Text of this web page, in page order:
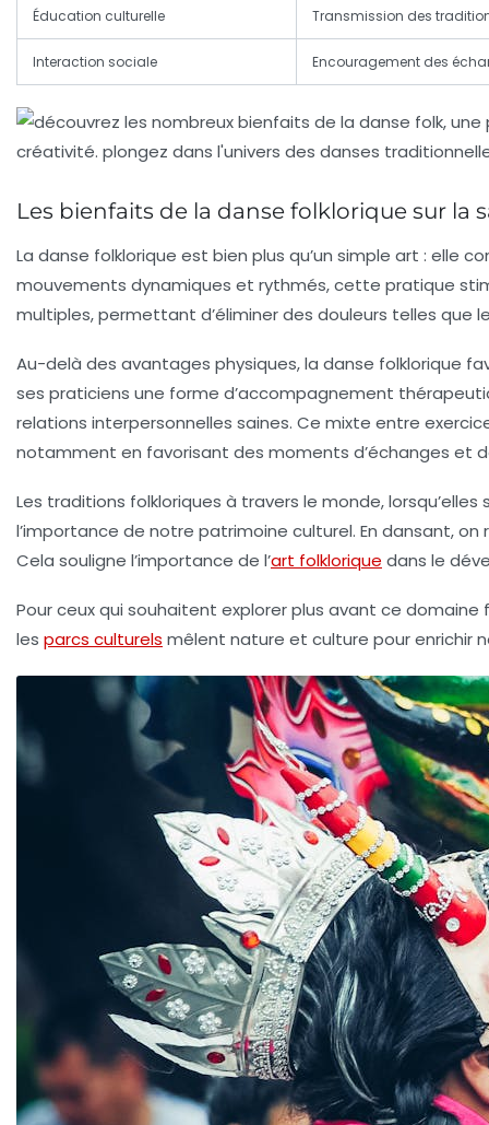
Éducation culturelle Transmission des
Interaction sociale Encouragement des
Les bienfaits de la danse folklorique sur la
La danse folklorique est bien plus qu’un simple art : elle
mouvements dynamiques et rythmés, cette pratique
multiples, permettant d’éliminer des douleurs telles que
Au-delà des avantages physiques, la danse folklorique
ses praticiens une forme d’accompagnement
relations interpersonnelles saines. Ce mixte entre
notamment en favorisant des moments d’échanges et
Les traditions folkloriques à travers le monde,
l’importance de notre patrimoine culturel. En dansant,
Cela souligne l’importance de l’art folklorique dans le
Pour ceux qui souhaitent explorer plus avant ce
les parcs culturels mêlent nature et culture pour enrichir